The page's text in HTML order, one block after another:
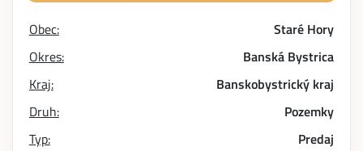
Obec:
Staré Hory
Okres:
Banská Bystrica
Kraj:
Banskobystrický kraj
Druh:
Pozemky
Typ:
Predaj